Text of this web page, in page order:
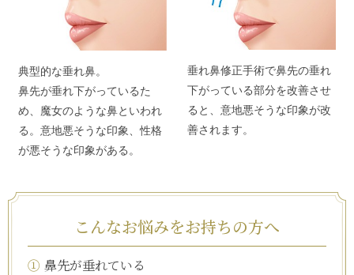
典型的な垂れ鼻。
鼻先が垂れ下がっているた
め、魔女のような鼻といわれ
る。意地悪そうな印象、性格
が悪そうな印象がある。
垂れ鼻修正手術で鼻先の垂れ
下がっている部分を改善させ
ると、意地悪そうな印象が改
善されます。
こんなお悩みをお持ちの方へ
① 鼻先が垂れている